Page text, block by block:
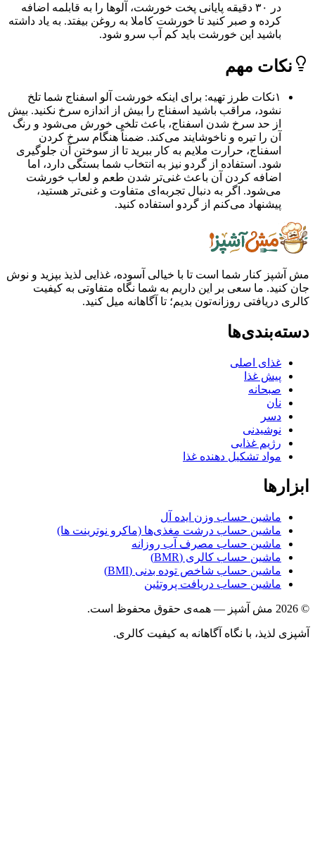
در ۳۰ دقیقه پایانی پخت خورشت، آلوها را به قابلمه اضافه
کرده و صبر کنید تا خورشت کاملا به روغن بیفتد. به یاد داشته
باشید این خورشت باید کم آب سرو شود.
مهم
نکات طرز تهیه: برای اینکه خورشت آلو اسفناج شما تلخ
نشود، مراقب باشید اسفناج را بیش از اندازه سرخ نکنید. بیش
از حد سرخ شدن اسفناج، باعث تلخی خورش می‌شود و رنگ
آن را تیره و ناخوشایند می‌کند. ضمناً هنگام سرخ کردن
اسفناج، حرارت ملایم به کار ببرید تا از سوختن آن جلوگیری
شود. استفاده از گردو نیز به انتخاب شما بستگی دارد، اما
اضافه کردن آن باعث غنی‌تر شدن طعم و لعاب خورشت
می‌شود. اگر به دنبال تجربه‌ای متفاوت و غنی‌تر هستید،
پیشنهاد می‌کنم از گردو استفاده کنید.
کنار شما است تا با خیالی آسوده، غذایی لذیذ بپزید و نوش
ما سعی بر این داریم به شما نگاه متفاوتی به کیفیت
روزانه‌تون بدیم؛ تا آگاهانه میل کنید.
غذای اصلی
پیش غذا
صبحانه
نوشیدنی
رژیم غذایی
مواد تشکیل دهنده غذا
ماشین حساب وزن ایده آل
ماشین حساب درشت مغذی‌ها (ماکرو نوترینت ها)
ماشین حساب مصرف آب روزانه
ماشین حساب کالری (BMR)
ماشین حساب شاخص توده بدنی (BMI)
ماشین حساب دریافت پروتئین
با نگاه آگاهانه به کیفیت کالری.